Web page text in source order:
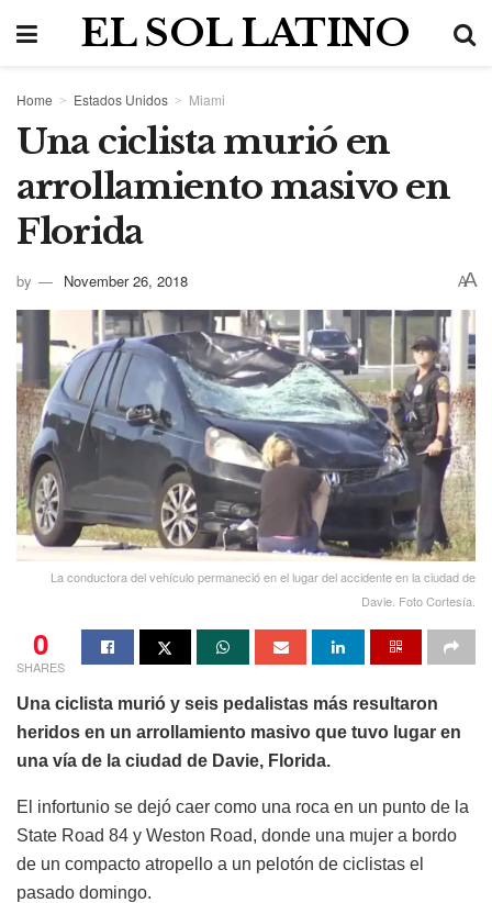
EL SOL LATINO
Home Estados Unidos Miami
Una ciclista murió en
arrollamiento masivo en
Florida
by November 26, 2018 AA
La conductora del vehículo permaneció en el lugar del accidente en la ciudad de
Davie. Foto Cortesía.
0
SHARES
Una ciclista murió y seis pedalistas más resultaron
heridos en un arrollamiento masivo que tuvo lugar en
una vía de la ciudad de Davie, Florida.
El infortunio se dejó caer como una roca en un punto de la
State Road 84 y Weston Road, donde una mujer a bordo
de un compacto atropello a un pelotón de ciclistas el
pasado domingo.